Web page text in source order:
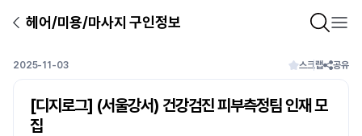
헤어/미용/마사지 구인정보
2025-11-03 스크랩 공유
[디지로그] (서울강서) 건강검진 피부측정팀 인재 모
집